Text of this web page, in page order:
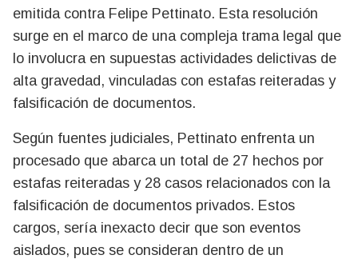
emitida contra Felipe Pettinato. Esta resolución
surge en el marco de una compleja trama legal que
lo involucra en supuestas actividades delictivas de
alta gravedad, vinculadas con estafas reiteradas y
falsificación de documentos.
Según fuentes judiciales, Pettinato enfrenta un
procesado que abarca un total de 27 hechos por
estafas reiteradas y 28 casos relacionados con la
falsificación de documentos privados. Estos
cargos, sería inexacto decir que son eventos
aislados, pues se consideran dentro de un